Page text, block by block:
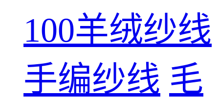
100羊绒纱线
手编纱线 毛